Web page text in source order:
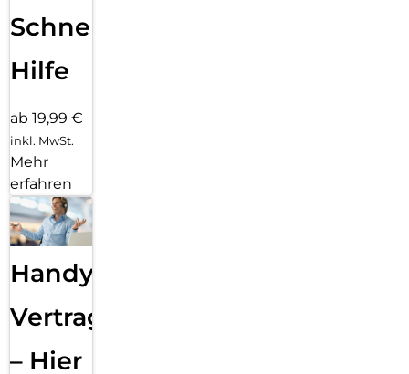
Schnelle
Hilfe
ab 19,99 €
inkl. MwSt.
Mehr
erfahren
Handy
Vertragsabwicklung
– Hier